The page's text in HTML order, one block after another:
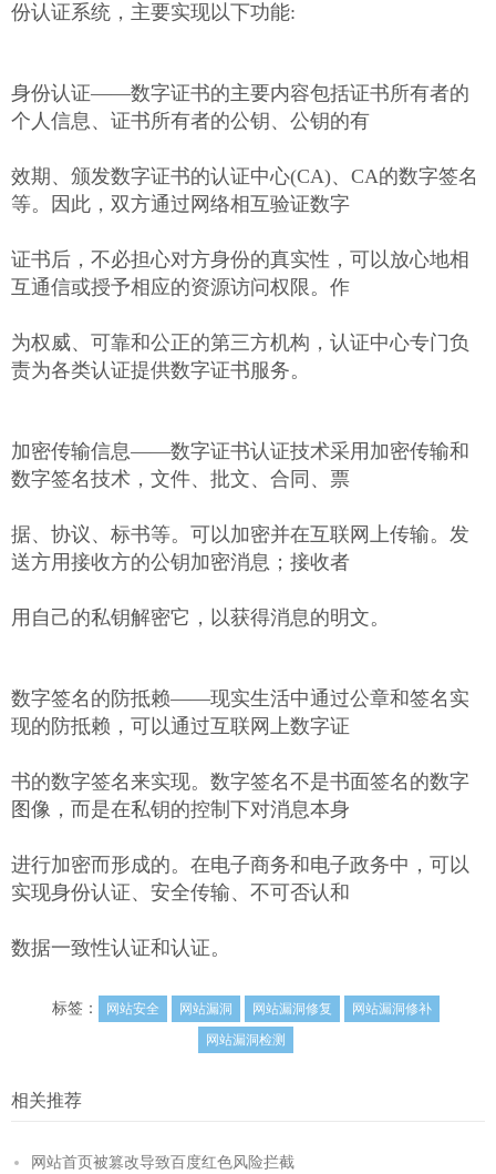
份认证系统，主要实现以下功能:
身份认证——数字证书的主要内容包括证书所有者的
个人信息、证书所有者的公钥、公钥的有
效期、颁发数字证书的认证中心(CA)、CA的数字签名
等。因此，双方通过网络相互验证数字
证书后，不必担心对方身份的真实性，可以放心地相
互通信或授予相应的资源访问权限。作
为权威、可靠和公正的第三方机构，认证中心专门负
责为各类认证提供数字证书服务。
加密传输信息——数字证书认证技术采用加密传输和
数字签名技术，文件、批文、合同、票
据、协议、标书等。可以加密并在互联网上传输。发
送方用接收方的公钥加密消息；接收者
用自己的私钥解密它，以获得消息的明文。
数字签名的防抵赖——现实生活中通过公章和签名实
现的防抵赖，可以通过互联网上数字证
书的数字签名来实现。数字签名不是书面签名的数字
图像，而是在私钥的控制下对消息本身
进行加密而形成的。在电子商务和电子政务中，可以
实现身份认证、安全传输、不可否认和
数据一致性认证和认证。
标签： 网站安全 网站漏洞 网站漏洞修复
网站漏洞修补
网站漏洞检测
相关推荐
网站首页被篡改导致百度红色风险拦截